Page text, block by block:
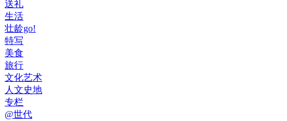
送礼
生活
壮龄go!
特写
美食
旅行
文化艺术
人文史地
专栏
@世代